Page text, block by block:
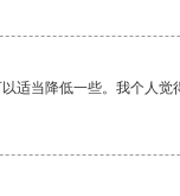
适当降低一些。我个人觉